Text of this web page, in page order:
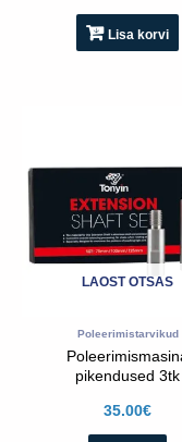
Lisa korvi
LAOST OTSAS
Poleerimistarvikud
pikendused 3tk
35.00€